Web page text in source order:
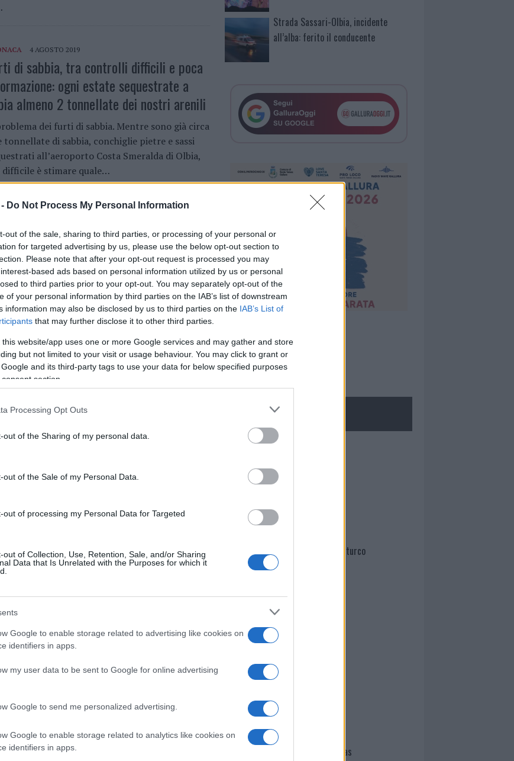
Do Not Process My Personal Information
out of the sale, sharing to third parties, or processing of your personal or
for targeted advertising by us, please use the below opt-out section to
Please note that after your opt-out request is processed you may
based ads based on personal information utilized by us or personal
to third parties prior to your opt-out. You may separately opt-out of the
of your personal information by third parties on the IAB’s list of downstream
information may also be disclosed by us to third parties on the IAB’s List of
that may further disclose it to other third parties.
this website/app uses one or more Google services and may gather and store
but not limited to your visit or usage behaviour. You may click to grant or
and its third-party tags to use your data for below specified purposes
section.
Processing Opt Outs
out of the Sharing of my personal data.
out of the Sale of my Personal Data.
out of processing my Personal Data for Targeted
out of Collection, Use, Retention, Sale, and/or Sharing
Data that Is Unrelated with the Purposes for which it
Google to enable storage related to advertising like cookies on
identifiers in apps.
my user data to be sent to Google for online advertising
Google to send me personalized advertising.
Google to enable storage related to analytics like cookies on
identifiers in apps.
4 AGOSTO 2019
di sabbia, tra controlli difficili e poca
ogni estate sequestrate a
almeno 2 tonnellate dei nostri arenili
dei furti di sabbia. Mentre sono già circa
tonnellate di sabbia, conchiglie pietre e sassi
all’aeroporto Costa Smeralda di Olbia,
difficile è stimare quale…
Strada Sassari-Olbia, incidente
all’alba: ferito il conducente
NECROLOGIE
Martina Agostina Diturco
I nostri cari
I nostri cari
Giovannimaria Cabras